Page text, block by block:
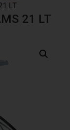
LT
21 LT